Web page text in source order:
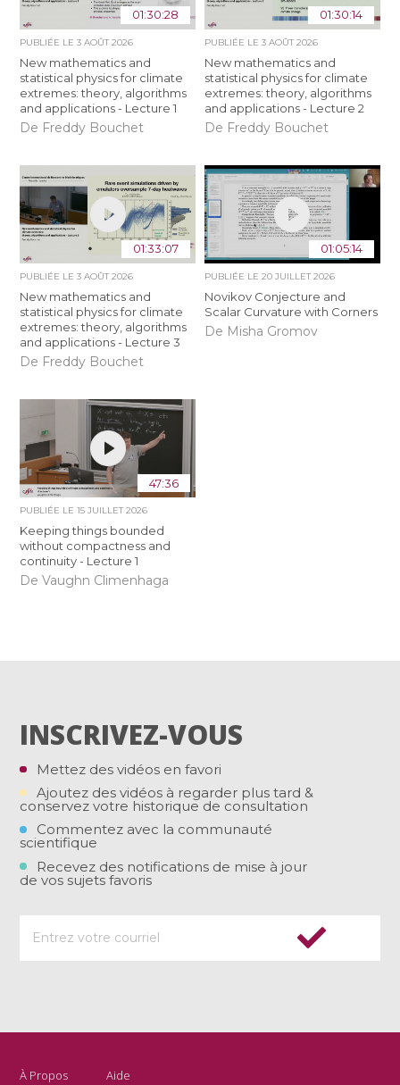
01:30:28
PUBLIÉE LE3 AOÛT 2026
New mathematics and
statistical physics for climate
extremes: theory, algorithms
and applications - Lecture 1
De Freddy Bouchet
01:30:14
PUBLIÉE LE 3 AOÛT 2026
New mathematics and
statistical physics for climate
extremes: theory, algorithms
and applications - Lecture 2
De Freddy Bouchet
01:33:07
PUBLIÉE LE3 AOÛT 2026
New mathematics and
statistical physics for climate
extremes: theory, algorithms
and applications - Lecture 3
De Freddy Bouchet
01:05:14
PUBLIÉE LE 20 JUILLET 2026
Novikov Conjecture and
Scalar Curvature with Corners
De Misha Gromov
47:36
PUBLIÉE LE15 JUILLET 2026
Keeping things bounded
without compactness and
continuity - Lecture 1
De Vaughn Climenhaga
INSCRIVEZ-VOUS
Mettez des vidéos en favori
Ajoutez des vidéos à regarder plus tard &
conservez votre historique de consultation
Commentez avec la communauté
scientifique
Recevez des notifications de mise à jour
de vos sujets favoris
À Propos Aide